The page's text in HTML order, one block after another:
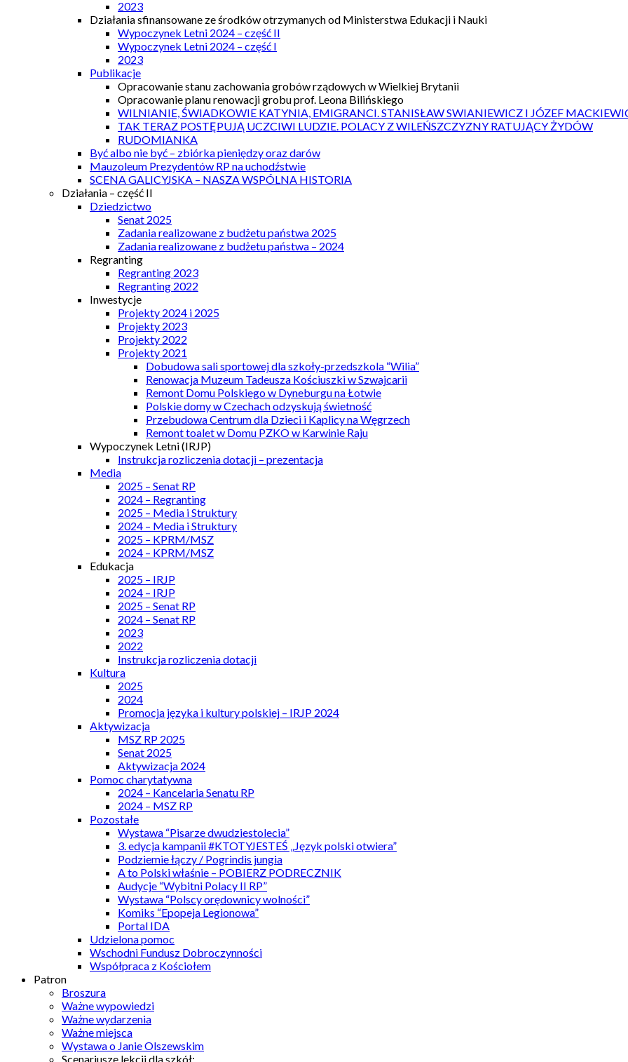
2023
Działania sfinansowane ze środków otrzymanych od Ministerstwa Edukacji i Nauki
Wypoczynek Letni 2024 – część II
Wypoczynek Letni 2024 – część I
2023
Publikacje
Opracowanie stanu zachowania grobów rządowych w Wielkiej Brytanii
Opracowanie planu renowacji grobu prof. Leona Bilińskiego
WILNIANIE, ŚWIADKOWIE KATYNIA, EMIGRANCI. STANISŁAW SWIANIEWICZ I JÓZEF
TAK TERAZ POSTĘPUJĄ UCZCIWI LUDZIE. POLACY Z WILEŃSZCZYZNY RATUJĄCY ŻYDÓW
RUDOMIANKA
Być albo nie być – zbiórka pieniędzy oraz darów
Mauzoleum Prezydentów RP na uchodźstwie
SCENA GALICYJSKA – NASZA WSPÓLNA HISTORIA
Działania – część II
Dziedzictwo
Senat 2025
Zadania realizowane z budżetu państwa 2025
Zadania realizowane z budżetu państwa – 2024
Regranting
Regranting 2023
Regranting 2022
Inwestycje
Projekty 2024 i 2025
Projekty 2023
Projekty 2022
Projekty 2021
Dobudowa sali sportowej dla szkoły-przedszkola “Wilia”
Renowacja Muzeum Tadeusza Kościuszki w Szwajcarii
Remont Domu Polskiego w Dyneburgu na Łotwie
Polskie domy w Czechach odzyskują świetność
Przebudowa Centrum dla Dzieci i Kaplicy na Węgrzech
Remont toalet w Domu PZKO w Karwinie Raju
Wypoczynek Letni (IRJP)
Instrukcja rozliczenia dotacji – prezentacja
Media
2025 – Senat RP
2024 – Regranting
2025 – Media i Struktury
2024 – Media i Struktury
2025 – KPRM/MSZ
2024 – KPRM/MSZ
Edukacja
2025 – IRJP
2024 – IRJP
2025 – Senat RP
2024 – Senat RP
2023
2022
Instrukcja rozliczenia dotacji
Kultura
2025
2024
Promocja języka i kultury polskiej – IRJP 2024
Aktywizacja
MSZ RP 2025
Senat 2025
Aktywizacja 2024
Pomoc charytatywna
2024 – Kancelaria Senatu RP
2024 – MSZ RP
Pozostałe
Wystawa “Pisarze dwudziestolecia”
3. edycja kampanii #KTOTYJESTEŚ „Język polski otwiera”
Podziemie łączy / Pogrindis jungia
A to Polski właśnie – POBIERZ PODRECZNIK
Audycje “Wybitni Polacy II RP”
Wystawa “Polscy orędownicy wolności”
Komiks “Epopeja Legionowa”
Portal IDA
Udzielona pomoc
Wschodni Fundusz Dobroczynności
Współpraca z Kościołem
Patron
Broszura
Ważne wypowiedzi
Ważne wydarzenia
Ważne miejsca
Wystawa o Janie Olszewskim
Scenariusze lekcji dla szkół: